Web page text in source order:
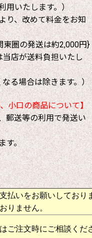
用いたします。）
り、改めて料金をお知
圏の発送は約2,000円}
店が送料負担いたし
る場合は除きます。）
小口の商品について】
郵送等の利用で発送い
す。
払いをお願いしており
りません。
ご注文時にご相談くだ